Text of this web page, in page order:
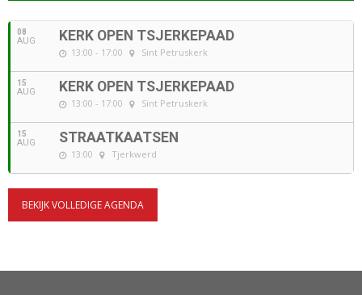
08
AUG KERK OPEN TSJERKEPAAD
13:00 - 17:00 Sint Petruskerk
15
AUG KERK OPEN TSJERKEPAAD
13:00 - 17:00 Sint Petruskerk
15
AUG STRAATKAATSEN
13:00 Tjerkwerd
BEKIJK VOLLEDIGE AGENDA